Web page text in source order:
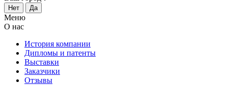
Нет Да
Меню
О нас
История компании
Дипломы и патенты
Выставки
Заказчики
Отзывы